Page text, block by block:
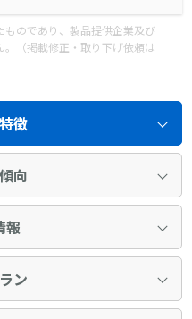
のであり、製品提供企業及び
（掲載修正・取り下げ依頼は
徴
向
報
ン